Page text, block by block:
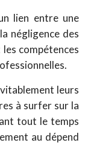
lien entre une
négligence des
compétences
leurs
à surfer sur la
tout le temps
au dépend